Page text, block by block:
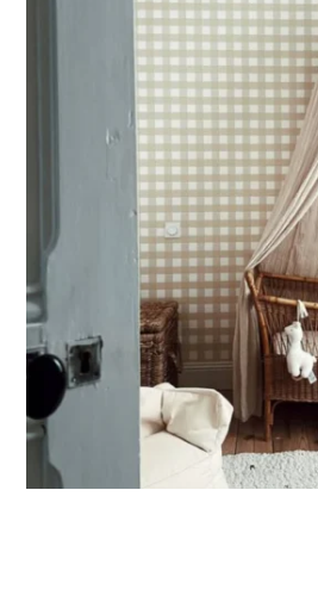
Parfait pour les murs avec
partie basse) ou pour les murs très
Ce format permet de concentrer le
supérieure du mur.
Conçu pour les très grands murs,
ample et immersif.
🔹
Adapté aux espaces où la hauteur
la largeur (montées d’escalier,